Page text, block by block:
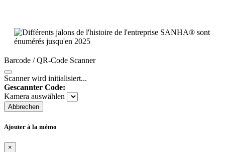
Barcode / QR-Code Scanner
Scanner wird initialisiert...
Gescannter Code:
Kamera auswählen
Abbrechen
Ajouter à la mémo
×